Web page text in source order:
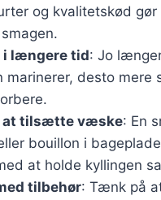
og kvalitetskød gør
i længere tid: Jo
marinerer, desto mere
at tilsætte væske: En
bouillon i
at holde kyllingen
tilbehør: Tænk på